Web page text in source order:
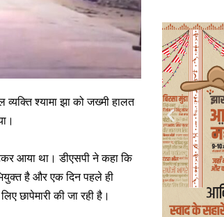
व्यक्ति श्यामा झा को जख्मी हालत
आया था। डीएसपी ने कहा कि
है और एक दिन पहले ही
छापेमारी की जा रही है।